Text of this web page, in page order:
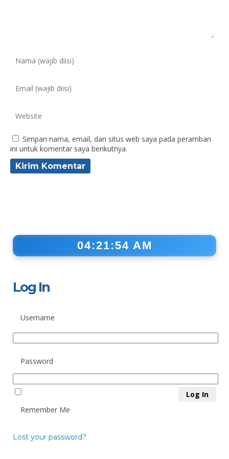
Simpan nama, email, dan situs web saya pada peramban
ini untuk komentar saya berikutnya.
04:21:55 AM
Log In
Username
Password
Remember Me
Lost your password?